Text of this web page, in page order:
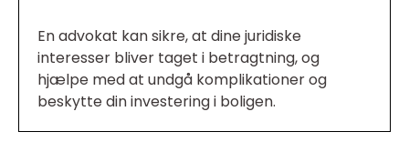
En advokat kan sikre, at dine juridiske
interesser bliver taget i betragtning, og
hjælpe med at undgå komplikationer og
beskytte din investering i boligen.